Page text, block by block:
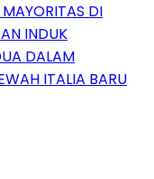
DI
INDUK
DALAM
ITALIA BARU